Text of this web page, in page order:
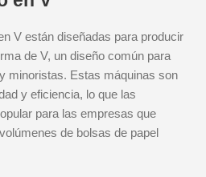
V están diseñadas para producir
de V, un diseño común para
minoristas. Estas máquinas son
y eficiencia, lo que las
para las empresas que
de bolsas de papel